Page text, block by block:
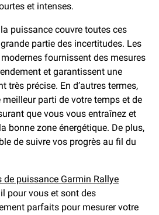
et intenses.
puissance couvre toutes ces
partie des incertitudes. Les
fournissent des mesures
et garantissent une
très précise. En d’autres termes,
parti de votre temps et de
que vous vous entraînez et
bonne zone énergétique. De plus,
de suivre vos progrès au fil du
de puissance Garmin Rallye
pour vous et sont des
parfaits pour mesurer votre